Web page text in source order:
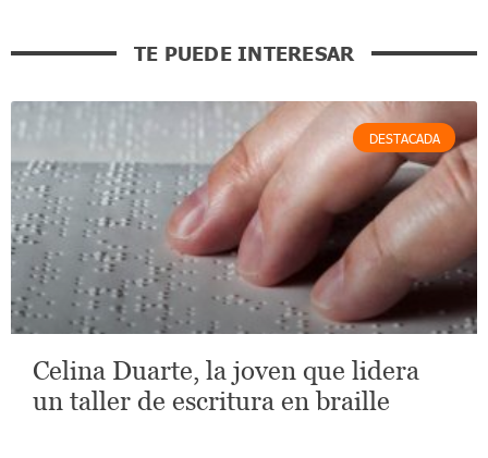
TE PUEDE INTERESAR
DESTACADA
Celina Duarte, la joven que lidera
un taller de escritura en braille